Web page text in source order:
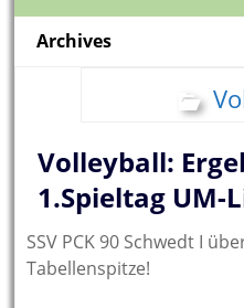
Archives
Volleyball:
1.Spieltag UM-
SSV PCK 90 Schwedt I
Tabellenspitze!